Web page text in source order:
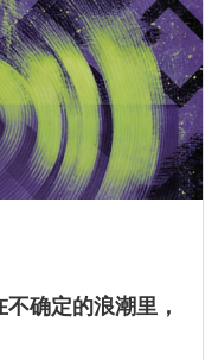
确定的浪潮里，